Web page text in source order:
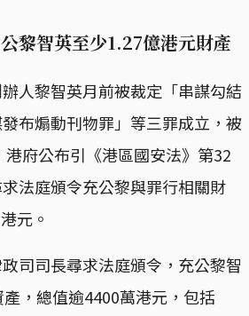
黎智英至少1.27億港元財產
人黎智英月前被裁定「串謀勾結
布煽動刊物罪」等三罪成立，被
府公布引《港區國安法》第32
法庭頒令充公黎與罪行相關財
元。
司司長尋求法庭頒令，充公黎智
，總值逾4400萬港元，包括